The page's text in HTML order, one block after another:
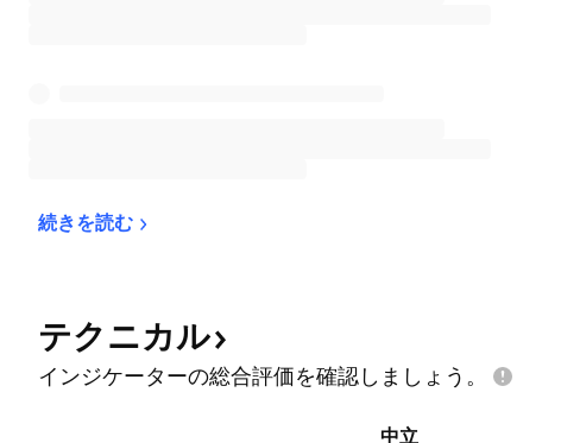
続きを読む
テクニカル
インジケーターの総合評価を確認しましょう。
中立